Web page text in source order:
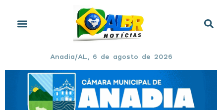
Anadia/AL, 6 de agosto de 2026